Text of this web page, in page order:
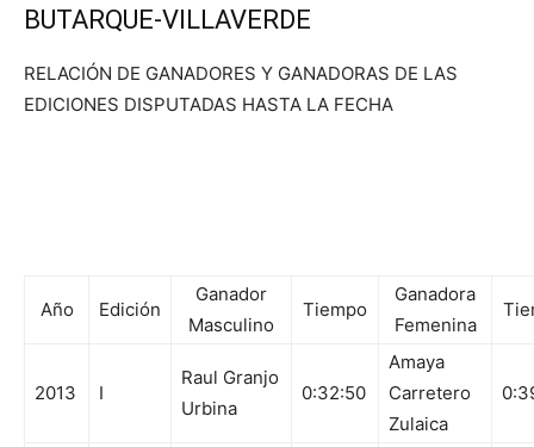
BUTARQUE-VILLAVERDE
RELACIÓN DE GANADORES Y GANADORAS DE LAS
EDICIONES DISPUTADAS HASTA LA FECHA
Año Edición
Ganador
Masculino
Tiempo
Ganadora
Femenina
2013 I
Raul Granjo
Urbina
0:32:50
Amaya
Carretero
Zulaica